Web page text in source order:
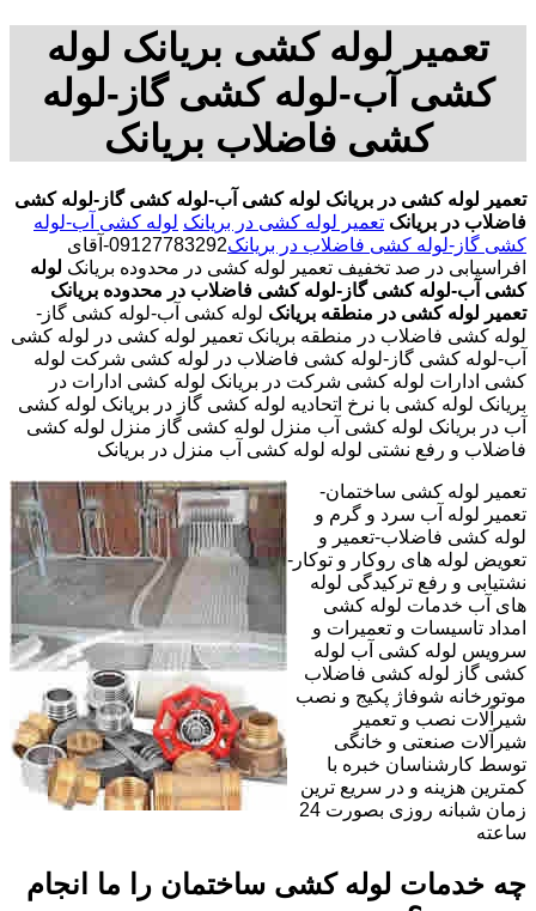
تعمیر لوله کشی بریانک لوله
کشی آب-لوله کشی گاز-لوله
کشی فاضلاب بریانک
تعمیر لوله کشی در بریانک لوله کشی آب-لوله کشی گاز-لوله کشی
فاضلاب در بریانک تعمیر لوله کشی در بریانک لوله کشی آب-لوله
کشی گاز-لوله کشی فاضلاب در بریانک
09127783292-آقای
افراسیابی در صد تخفیف تعمیر لوله کشی در محدوده بریانک لوله
کشی آب-لوله کشی گاز-لوله کشی فاضلاب در محدوده بریانک
تعمیر لوله کشی در منطقه بریانک لوله کشی آب-لوله کشی گاز-
لوله کشی فاضلاب در منطقه بریانک تعمیر لوله کشی در لوله کشی
آب-لوله کشی گاز-لوله کشی فاضلاب در لوله کشی شرکت لوله
کشی ادارات لوله کشی شرکت در بریانک لوله کشی ادارات در
بریانک لوله کشی با نرخ اتحادیه لوله کشی گاز در بریانک لوله کشی
آب در بریانک لوله کشی آب منزل لوله کشی گاز منزل لوله کشی
فاضلاب و رفع نشتی لوله لوله کشی آب منزل در بریانک
تعمیر لوله کشی ساختمان-
تعمیر لوله آب سرد و گرم و
لوله کشی فاضلاب-تعمیر و
تعویض لوله های روکار و توکار-
نشتیابی و رفع ترکیدگی لوله
های آب خدمات لوله کشی
امداد تاسیسات و تعمیرات و
سرویس لوله کشی آب لوله
کشی گاز لوله کشی فاضلاب
موتورخانه شوفاژ پکیج و نصب
شیرآلات نصب و تعمیر
شیرآلات صنعتی و خانگی
توسط کارشناسان خبره با
کمترین هزینه و در سریع ترین
زمان شبانه روزی بصورت 24
ساعته
چه خدمات لوله کشی ساختمان را ما انجام